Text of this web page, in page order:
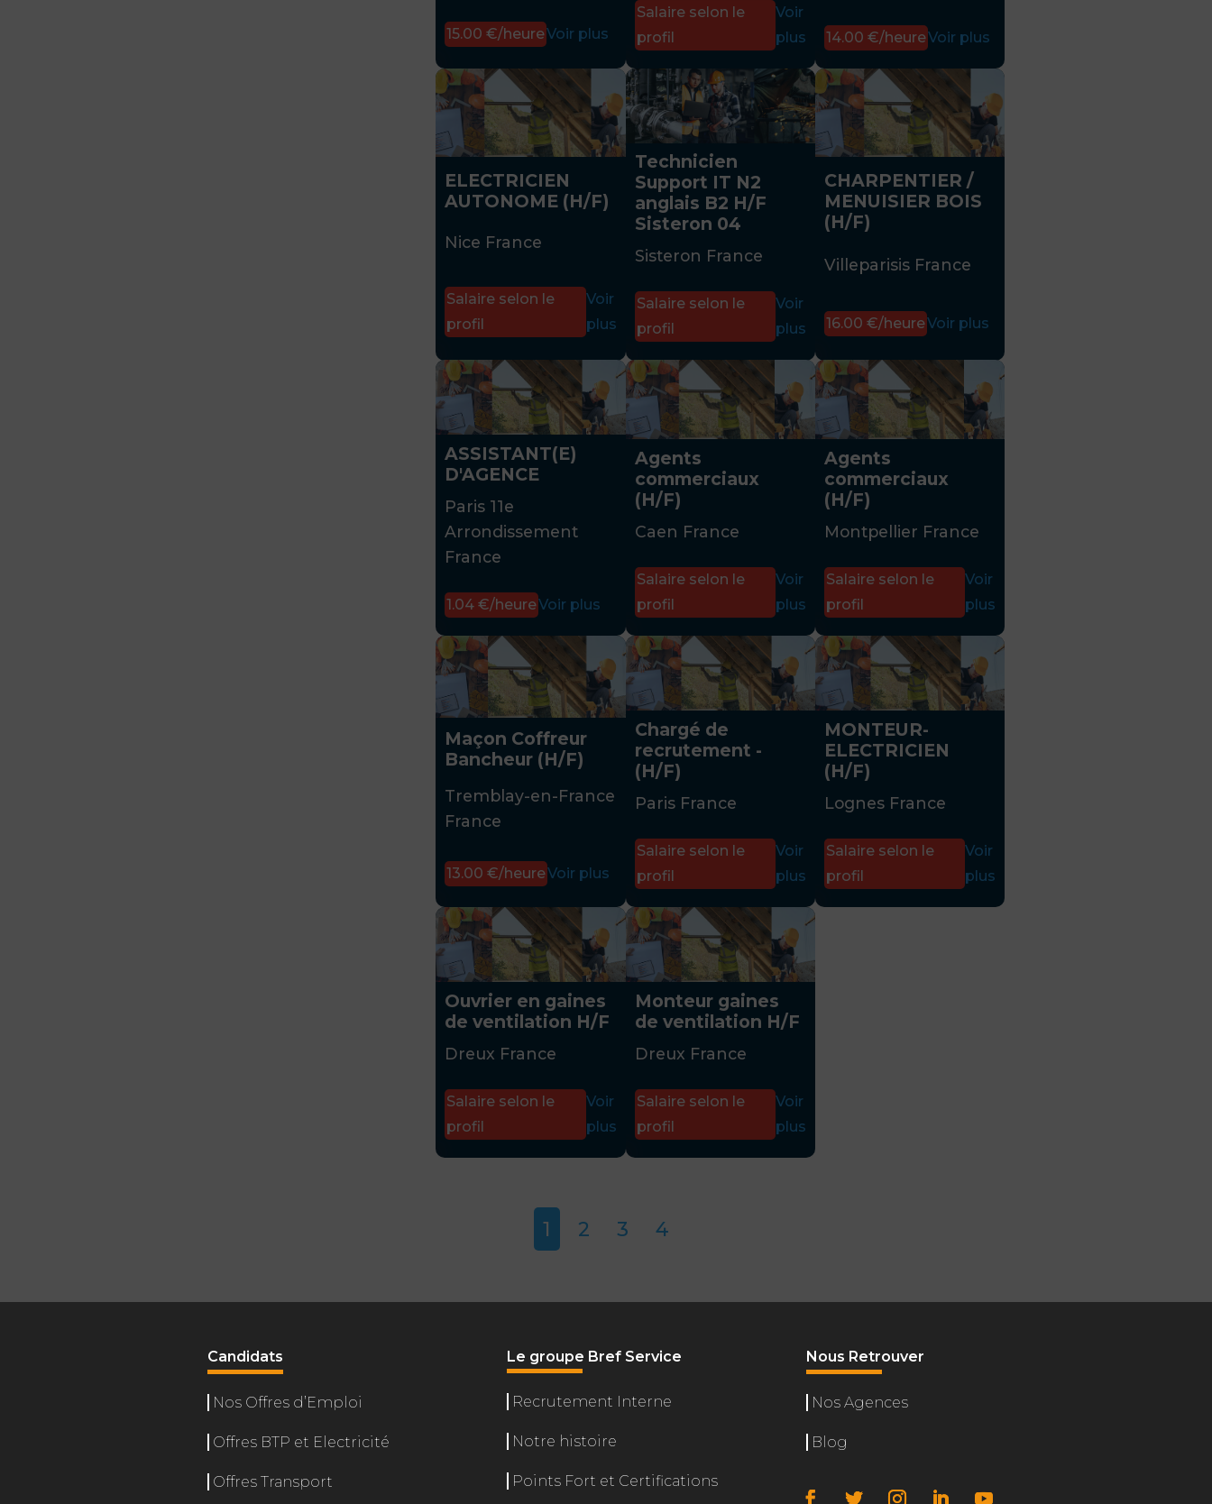
d'internautes afin d'envoyer des publicités personnalisées, ou pour suivre
15.00 €/heureVoir plus
Salaire selon le
profil
Voir
plus
14.00 €/heureVoir plus
ELECTRICIEN
AUTONOME (H/F)
Nice France
Salaire selon le
profil
Voir
plus
Technicien
Support IT N2
anglais B2 H/F
Sisteron 04
Sisteron France
Salaire selon le
profil
Voir
plus
CHARPENTIER /
MENUISIER BOIS
(H/F)
Villeparisis France
16.00 €/heureVoir plus
ASSISTANT(E)
D'AGENCE
Paris 11e
Arrondissement
France
1.04 €/heureVoir plus
Agents
commerciaux
(H/F)
Caen France
Salaire selon le
profil
Voir
plus
Agents
commerciaux
(H/F)
Montpellier France
Salaire selon le
profil
Voir
plus
Maçon Coffreur
Bancheur (H/F)
Tremblay-en-France
France
13.00 €/heureVoir plus
Chargé de
recrutement -
(H/F)
Paris France
Salaire selon le
profil
Voir
plus
MONTEUR-
ELECTRICIEN
(H/F)
Lognes France
Salaire selon le
profil
Voir
plus
Ouvrier en gaines
de ventilation H/F
Dreux France
Salaire selon le
profil
Voir
plus
Monteur gaines
de ventilation H/F
Dreux France
Salaire selon le
profil
Voir
plus
1 2 3 4
Candidats
Nos Offres d’Emploi
Offres BTP et Electricité
Offres Transport
Le groupe Bref Service
Recrutement Interne
Notre histoire
Points Fort et Certifications
Nous Retrouver
Nos Agences
Blog